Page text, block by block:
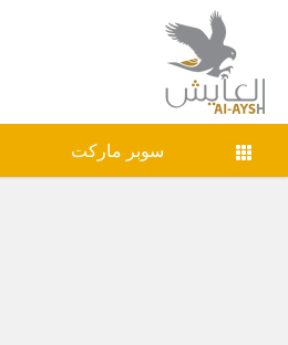
سوبر ماركت